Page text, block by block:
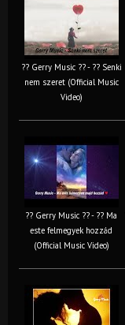
?? Gerry Music ?? - ?? Senki
nem szeret (Official Music
Video)
?? Gerry Music ?? - ?? Ma
este felmegyek hozzád
(Official Music Video)